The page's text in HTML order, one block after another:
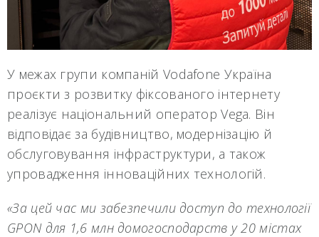
У межах групи компаній Vodafone Україна
проєкти з розвитку фіксованого інтернету
реалізує національний оператор Vega. Він
відповідає за будівництво, модернізацію й
обслуговування інфраструктури, а також
упровадження інноваційних технологій.
«За цей час ми забезпечили доступ до технології
GPON для 1,6 млн домогосподарств у 20 містах